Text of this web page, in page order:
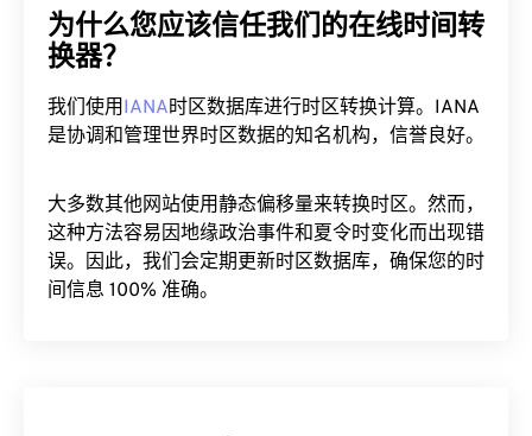
为什么您应该信任我们的在线时间转
换器？
我们使用IANA时区数据库进行时区转换计算。IANA
是协调和管理世界时区数据的知名机构，信誉良好。
大多数其他网站使用静态偏移量来转换时区。然而，
这种方法容易因地缘政治事件和夏令时变化而出现错
误。因此，我们会定期更新时区数据库，确保您的时
间信息 100% 准确。